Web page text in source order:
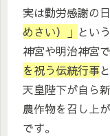
実は勤労感謝の
めさい）」 とい
神宮や明治神宮
を祝う伝統行事
天皇陛下が自ら
農作物を召し上
です。